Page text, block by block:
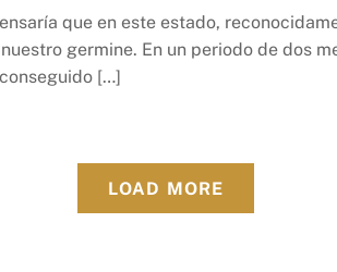
que en este estado,
germine. En un periodo de dos
[…]
LOAD MORE